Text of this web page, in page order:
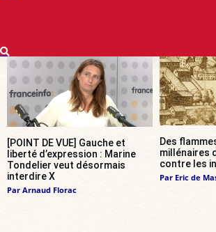
[POINT DE VUE] Gauche et
liberté d’expression : Marine
Tondelier veut désormais
interdire X
Par Arnaud Florac
Des
millénaires
contre les
Par Eric de